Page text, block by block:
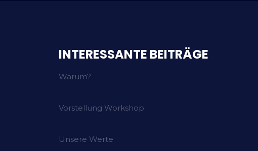
INTERESSANTE BEITRÄGE
Warum?
Vorstellung Workshop
Unsere Werte